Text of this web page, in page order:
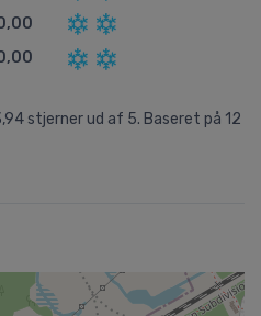
stjerner ud af 5. Baseret på 12